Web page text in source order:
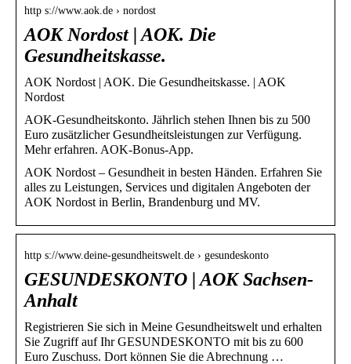
http s://www.aok.de › nordost
AOK Nordost | AOK. Die
Gesundheitskasse.
AOK Nordost | AOK. Die Gesundheitskasse. | AOK
Nordost
AOK-Gesundheitskonto. Jährlich stehen Ihnen bis zu 500
Euro zusätzlicher Gesundheitsleistungen zur Verfügung.
Mehr erfahren. AOK-Bonus-App.
AOK Nordost – Gesundheit in besten Händen. Erfahren Sie
alles zu Leistungen, Services und digitalen Angeboten der
AOK Nordost in Berlin, Brandenburg und MV.
http s://www.deine-gesundheitswelt.de › gesundeskonto
GESUNDESKONTO | AOK Sachsen-
Anhalt
Registrieren Sie sich in Meine Gesundheitswelt und erhalten
Sie Zugriff auf Ihr GESUNDESKONTO mit bis zu 600
Euro Zuschuss. Dort können Sie die Abrechnung …